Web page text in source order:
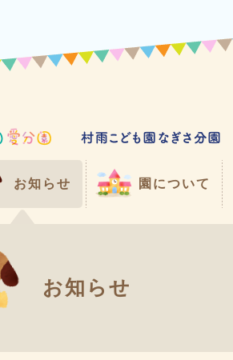
お知らせ 園について
お知らせ